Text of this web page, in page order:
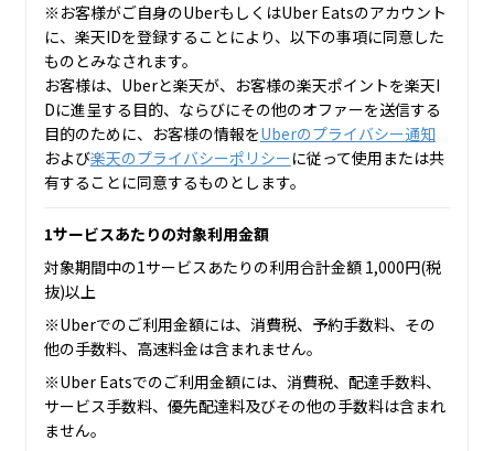
※お客様がご自身のUberもしくはUber Eatsのアカウント
に、楽天IDを登録することにより、以下の事項に同意した
ものとみなされます。
お客様は、Uberと楽天が、お客様の楽天ポイントを楽天I
Dに進呈する目的、ならびにその他のオファーを送信する
目的のために、お客様の情報をUberのプライバシー通知
および楽天のプライバシーポリシーに従って使用または共
有することに同意するものとします。
1サービスあたりの対象利用金額
対象期間中の1サービスあたりの利用合計金額 1,000円(税
抜)以上
※Uberでのご利用金額には、消費税、予約手数料、その
他の手数料、高速料金は含まれません。
※Uber Eatsでのご利用金額には、消費税、配達手数料、
サービス手数料、優先配達料及びその他の手数料は含まれ
ません。